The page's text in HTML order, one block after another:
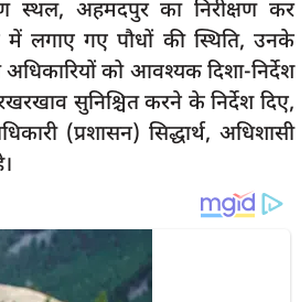
स्थल, अहमदपुर का निरीक्षण कर
में लगाए गए पौधों की स्थिति, उनके
को आवश्यक दिशा-निर्देश
सुनिश्चित करने के निर्देश दिए,
(प्रशासन) सिद्धार्थ, अधिशासी